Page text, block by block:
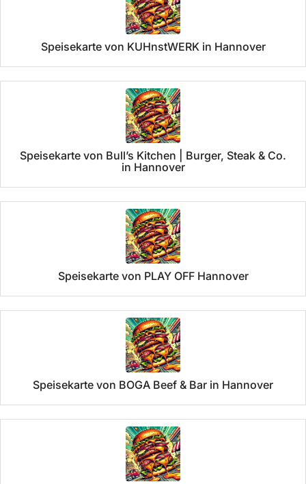
Speisekarte von KUHnstWERK in Hannover
Speisekarte von Bull’s Kitchen | Burger, Steak & Co.
in Hannover
Speisekarte von PLAY OFF Hannover
Speisekarte von BOGA Beef & Bar in Hannover